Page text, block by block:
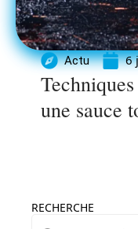
Actu 6
une sauce
RECHERCHE